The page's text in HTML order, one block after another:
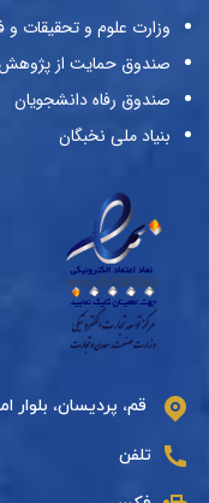
وزارت علوم و تحقیقات و
صندوق حمایت از
صندوق رفاه دانشجویان
بنیاد ملی نخبگان
قم، پردیسان، بلوار
تلفن